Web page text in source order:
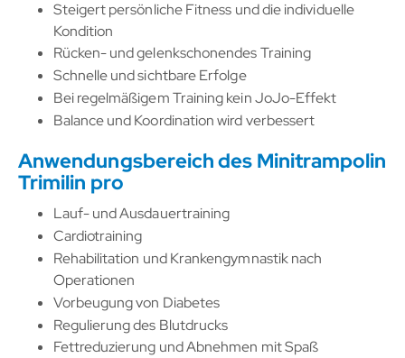
Steigert persönliche Fitness und die individuelle
Kondition
Rücken- und gelenkschonendes Training
Schnelle und sichtbare Erfolge
Bei regelmäßigem Training kein JoJo-Effekt
Balance und Koordination wird verbessert
Anwendungsbereich des Minitrampolin
Trimilin pro
Lauf- und Ausdauertraining
Cardiotraining
Rehabilitation und Krankengymnastik nach
Operationen
Vorbeugung von Diabetes
Regulierung des Blutdrucks
Fettreduzierung und Abnehmen mit Spaß